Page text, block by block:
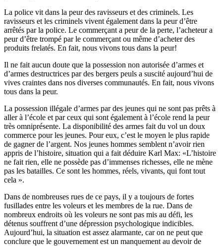
La police vit dans la peur des ravisseurs et des criminels. Les
ravisseurs et les criminels vivent également dans la peur d’être
arrêtés par la police. Le commerçant a peur de la perte, l’acheteur a
peur d’être trompé par le commerçant ou même d’acheter des
produits frelatés. En fait, nous vivons tous dans la peur!
Il ne fait aucun doute que la possession non autorisée d’armes et
d’armes destructrices par des bergers peuls a suscité aujourd’hui de
vives craintes dans nos diverses communautés. En fait, nous vivons
tous dans la peur.
La possession illégale d’armes par des jeunes qui ne sont pas prêts à
aller à l’école et par ceux qui sont également à l’école rend la peur
très omniprésente. La disponibilité des armes fait du vol un doux
commerce pour les jeunes. Pour eux, c’est le moyen le plus rapide
de gagner de l’argent. Nos jeunes hommes semblent n’avoir rien
appris de l’histoire, situation qui a fait déduire Karl Max: «L’histoire
ne fait rien, elle ne possède pas d’immenses richesses, elle ne mène
pas les batailles. Ce sont les hommes, réels, vivants, qui font tout
cela ».
Dans de nombreuses rues de ce pays, il y a toujours de fortes
fusillades entre les voleurs et les membres de la rue. Dans de
nombreux endroits où les voleurs ne sont pas mis au défi, les
détenus souffrent d’une dépression psychologique indicibles.
Aujourd’hui, la situation est assez alarmante, car on ne peut que
conclure que le gouvernement est un manquement au devoir de